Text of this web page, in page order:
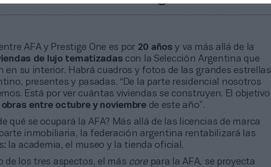
AFA y Prestige One es por 20 años y va más allá de la
de lujo tematizadas con la Selección Argentina que
en su interior. Habrá cuadros y fotos de las grandes estrellas
presentes y pasadas. “De la parte residencial nosotros
Está por ver cuántas viviendas se construyen. El objetivo
entre octubre y noviembrede este año”.
qué se ocupará la AFA? Más allá de las licencias de marca
inmobiliaria, la federación argentina rentabilizará las
la academia, el museo y la tienda oficial.
de los tres aspectos, el más corepara la AFA, se proyecta